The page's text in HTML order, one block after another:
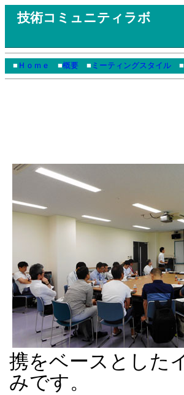
技術コミュニティラボ
■ Ｈｏｍｅ ■概要 ■ ミーティングスタイル ■
携をベースとした
みです。